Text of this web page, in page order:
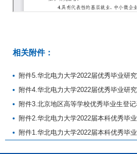
相关附件：
附件5.华北电力大学2022届优秀毕业研
附件4.华北电力大学2022届优秀毕业研
附件3.北京地区高等学校优秀毕业生登
附件2.华北电力大学2022届本科优秀毕
附件1.华北电力大学2022届本科优秀毕